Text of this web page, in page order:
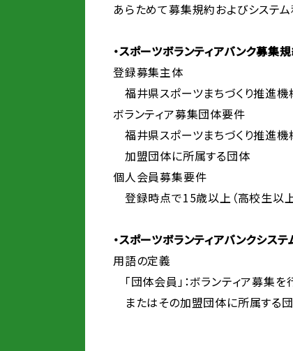
あらためて募集規約およびシステ
・スポーツボランティアバンク募集規
登録募集主体
福井県スポーツまちづくり推進
ボランティア募集団体要件
福井県スポーツまちづくり推進機
加盟団体に所属する団体
個人会員募集要件
登録時点で15歳以上（高校生
・スポーツボランティアバンクシス
用語の定義
「団体会員」：ボランティア募集
またはその加盟団体に所属する団